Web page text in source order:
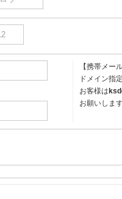
【携帯メー
ドメイン指
お客様は
お願いします